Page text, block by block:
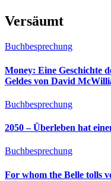
Versäumt
Buchbesprechung
Money: Eine Geschichte
Geldes von David
Buchbesprechung
2050 – Überleben hat
Buchbesprechung
For whom the Belle tolls